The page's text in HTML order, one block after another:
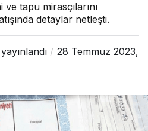
tapu mirasçılarını
detaylar netleşti.
yayınlandı
28 Temmuz 2023,